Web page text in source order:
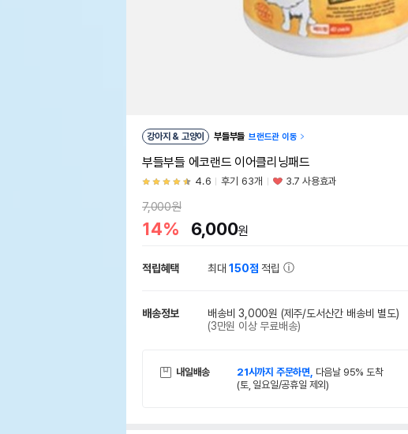
강아지 & 고양이 부들부들 브랜드관 이동
부들부들 에코랜드 이어클리닝패드
4.6 후기 63개 3.7 사용효과
7,000원
14% 6,000원
적립혜택 최대150점 적립
배송정보 배송비 3,000원 (제주/도서산간 배송비 별도)
(3만원 이상 무료배송)
내일배송 21시까지 주문하면, 다음날 95% 도착
(토, 일요일/공휴일 제외)